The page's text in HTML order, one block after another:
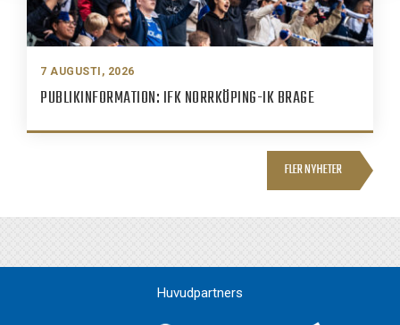
7 AUGUSTI, 2026
PUBLIKINFORMATION: IFK NORRKÖPING-IK BRAGE
FLER NYHETER
Huvudpartners